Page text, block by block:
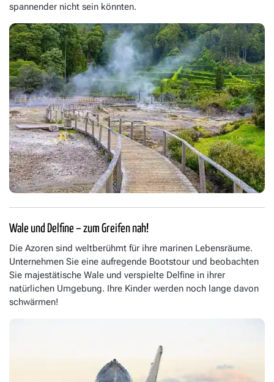
spannender nicht sein könnten.
Wale und Delfine – zum Greifen nah!
Die Azoren sind weltberühmt für ihre marinen Lebensräume.
Unternehmen Sie eine aufregende Bootstour und beobachten
Sie majestätische Wale und verspielte Delfine in ihrer
natürlichen Umgebung. Ihre Kinder werden noch lange davon
schwärmen!